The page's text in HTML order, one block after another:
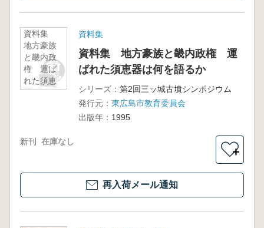
資料集
地方豪族
と畿内政
権 運ば
れた須恵
器は何を
資料集
資料集 地方豪族と畿内政権 運
ばれた須恵器は何を語るか
シリーズ： 第2回三ッ城古墳シンポジウム
発行元： 東広島市教育委員会
出版年： 1995
新刊 在庫なし
＋
再入荷メール通知